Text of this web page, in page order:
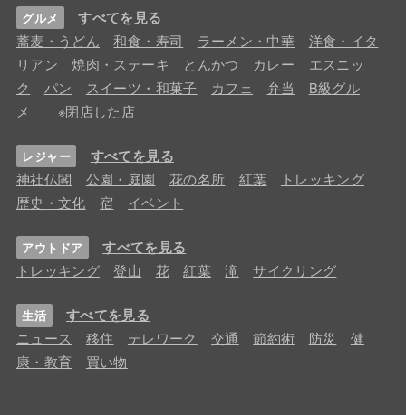
グルメ すべてを見る
蕎麦・うどん 和食・寿司 ラーメン・中華
洋食・イタ
リアン
焼肉・ステーキ とんかつ カレー
エスニッ
ク
パン スイーツ・和菓子 カフェ 弁当
B級グル
メ
※閉店した店
レジャー すべてを見る
神社仏閣 公園・庭園 花の名所 紅葉
トレッキング
歴史・文化
宿 イベント
アウトドア すべてを見る
トレッキング 登山 花 紅葉 滝 サイクリング
生活 すべてを見る
ニュース 移住 テレワーク 交通 節約術 防災
健
康・教育
買い物